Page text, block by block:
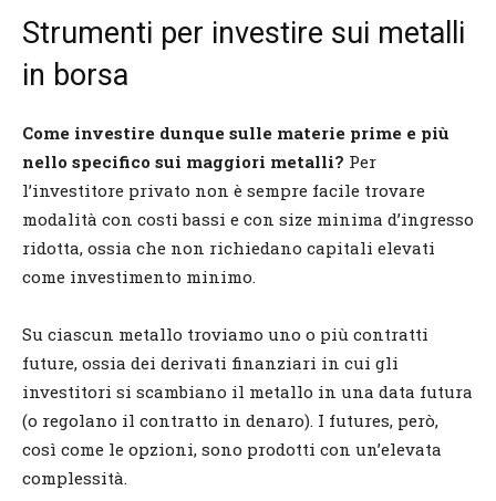
Strumenti per investire sui metalli
in borsa
Come investire dunque sulle materie prime e più
nello specifico sui maggiori metalli? Per
l’investitore privato non è sempre facile trovare
modalità con costi bassi e con size minima d’ingresso
ridotta, ossia che non richiedano capitali elevati
come investimento minimo.
Su ciascun metallo troviamo uno o più contratti
future, ossia dei derivati finanziari in cui gli
investitori si scambiano il metallo in una data futura
(o regolano il contratto in denaro). I futures, però,
così come le opzioni, sono prodotti con un’elevata
complessità.